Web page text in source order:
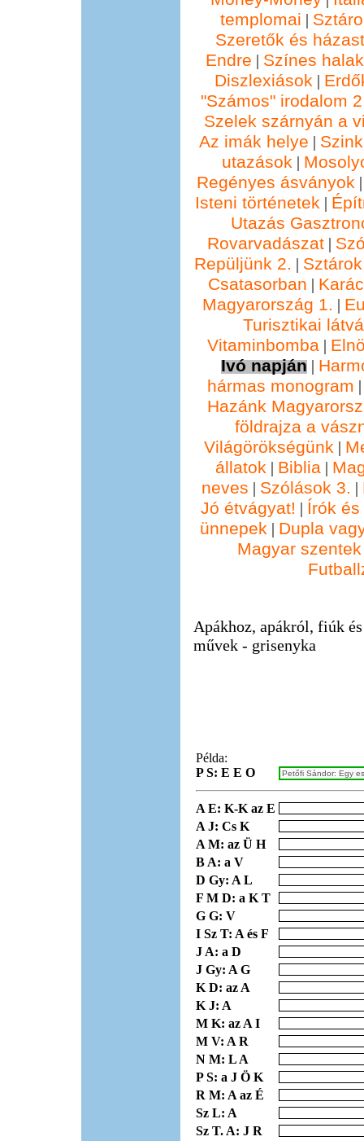
templomai |
Szeretők és
Endre | Színes
Diszlexiások |
"Számos" irodalom
Szelek szárnyán a
Az imák helye |
utazások |
Regényes ásványok
Isteni történetek |
Utazás
Rovarvadászat|
Repüljünk 2. |
Csatasorban |
Magyarország 1. |
Turisztikai
Vitaminbomba |
Ivó napján|
hármas monogram
Hazánk
földrajza a
Világörökségünk |
állatok | Biblia |
neves | Szólások 3. |
Jó étvágyat! | Írók
ünnepek | Dupla
Magyar szentek
Apákhoz, apákról, fiúk
művek - grisenyka
Példa:
P S: E E O
A E: K-K az E
A J: Cs K
A M: az Ü H
B A: a V
D Gy: A L
F M D: a K T
G G: V
I Sz T: A és F
J A: a D
J Gy: A G
K D: az A
K J: A
M K: az A I
M V: A R
N M: L A
P S: a J Ö K
R M: A az É
Sz L: A
Sz T. A: J R